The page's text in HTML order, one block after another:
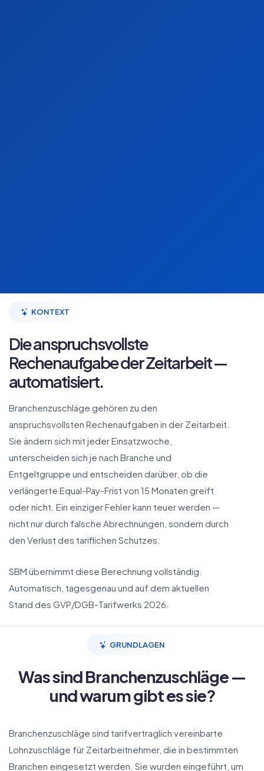
KONTEXT
Die anspruchsvollste
Rechenaufgabe der Zeitarbeit —
automatisiert.
Branchenzuschläge gehören zu den
anspruchsvollsten Rechenaufgaben in der Zeitarbeit.
Sie ändern sich mit jeder Einsatzwoche,
unterscheiden sich je nach Branche und
Entgeltgruppe und entscheiden darüber, ob die
verlängerte Equal-Pay-Frist von 15 Monaten greift
oder nicht. Ein einziger Fehler kann teuer werden —
nicht nur durch falsche Abrechnungen, sondern durch
den Verlust des tariflichen Schutzes.
SBM übernimmt diese Berechnung vollständig.
Automatisch, tagesgenau und auf dem aktuellen
Stand des GVP/DGB-Tarifwerks 2026.
GRUNDLAGEN
Was sind Branchenzuschläge —
und warum gibt es sie?
Branchenzuschläge sind tarifvertraglich vereinbarte
Lohnzuschläge für Zeitarbeitnehmer, die in bestimmten
Branchen eingesetzt werden. Sie wurden eingeführt, um